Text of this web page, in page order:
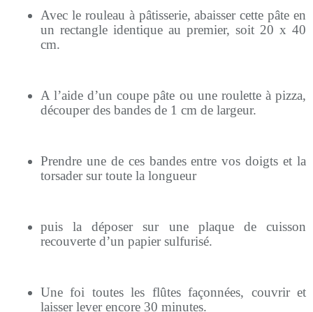
Avec le rouleau à pâtisserie, abaisser cette pâte en
un rectangle identique au premier, soit 20 x 40
cm.
A l’aide d’un coupe pâte ou une roulette à pizza,
découper des bandes de 1 cm de largeur.
Prendre une de ces bandes entre vos doigts et la
torsader sur toute la longueur
puis la déposer sur une plaque de cuisson
recouverte d’un papier sulfurisé.
Une foi toutes les flûtes façonnées, couvrir et
laisser lever encore 30 minutes.